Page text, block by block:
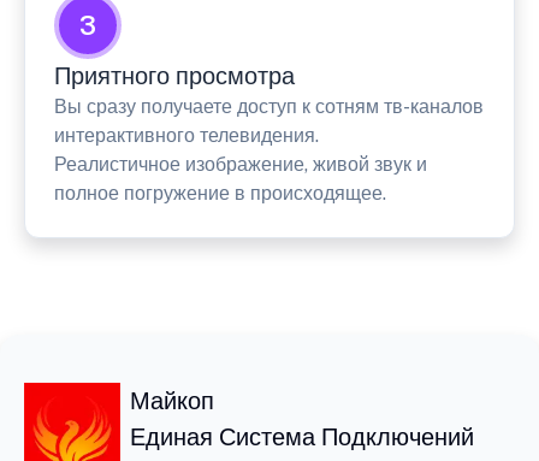
3
Приятного просмотра
Вы сразу получаете доступ к сотням тв-каналов
интерактивного телевидения.
Реалистичное изображение, живой звук и
полное погружение в происходящее.
Майкоп
Единая Система Подключений